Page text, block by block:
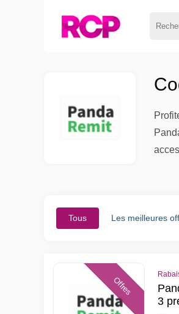
Tous Les meilleures
Offres
3